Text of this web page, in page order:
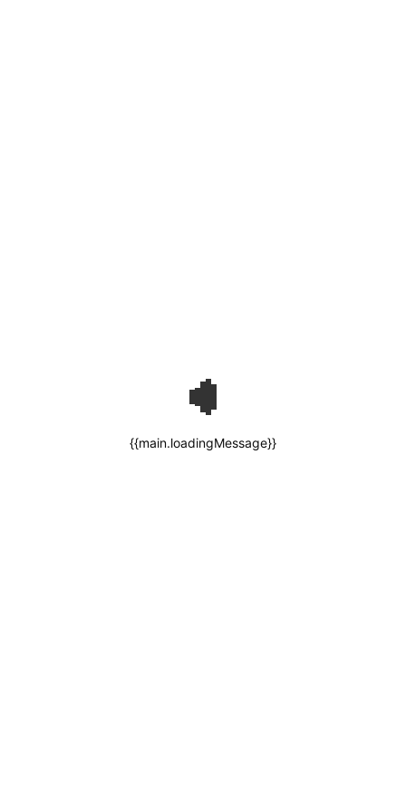
{{main.loadingMessage}}